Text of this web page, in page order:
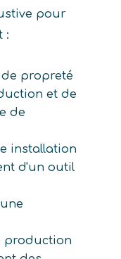
pour
:
propreté
et de
de
installation
d'un outil
production